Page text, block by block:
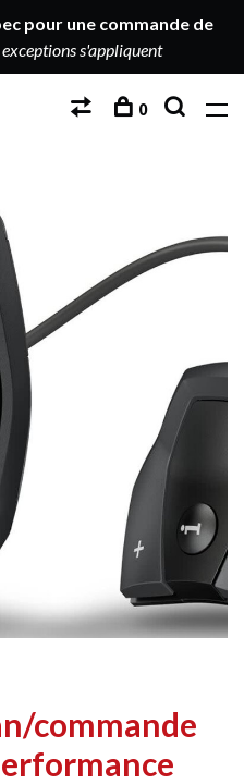
pour une commande de
s'appliquent
0
commande